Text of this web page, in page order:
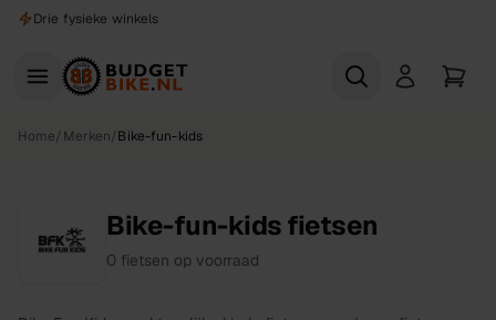
Naar hoofdinhoud
Drie fysieke winkels
Home/Merken/Bike-fun-kids
Bike-fun-kids fietsen
0 fietsen op voorraad